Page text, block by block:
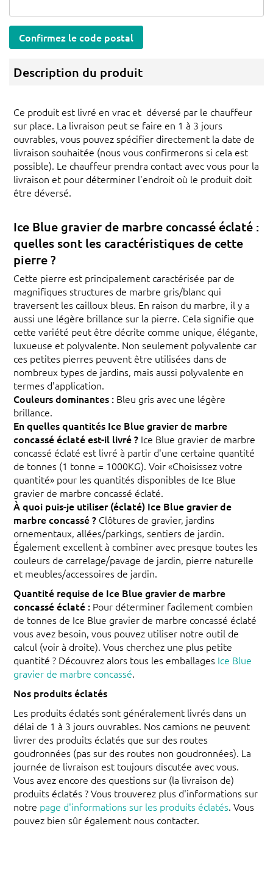
Confirmez le code postal
Description du produit
Ce produit est livré en vrac et déversé par le chauffeur
sur place. La livraison peut se faire en 1 à 3 jours
ouvrables, vous pouvez spécifier directement la date de
livraison souhaitée (nous vous confirmerons si cela est
possible). Le chauffeur prendra contact avec vous pour la
livraison et pour déterminer l'endroit où le produit doit
être déversé.
Ice Blue gravier de marbre concassé éclaté :
quelles sont les caractéristiques de cette
pierre ?
Cette pierre est principalement caractérisée par de
magnifiques structures de marbre gris/blanc qui
traversent les cailloux bleus. En raison du marbre, il y a
aussi une légère brillance sur la pierre. Cela signifie que
cette variété peut être décrite comme unique, élégante,
luxueuse et polyvalente. Non seulement polyvalente car
ces petites pierres peuvent être utilisées dans de
nombreux types de jardins, mais aussi polyvalente en
termes d'application.
Couleurs dominantes : Bleu gris avec une légère
brillance.
En quelles quantités Ice Blue gravier de marbre
concassé éclaté est-il livré ? Ice Blue gravier de marbre
concassé éclaté est livré à partir d'une certaine quantité
de tonnes (1 tonne = 1000KG). Voir «Choisissez votre
quantité» pour les quantités disponibles de Ice Blue
gravier de marbre concassé éclaté.
À quoi puis-je utiliser (éclaté) Ice Blue gravier de
marbre concassé ? Clôtures de gravier, jardins
ornementaux, allées/parkings, sentiers de jardin.
Également excellent à combiner avec presque toutes les
couleurs de carrelage/pavage de jardin, pierre naturelle
et meubles/accessoires de jardin.
Quantité requise de Ice Blue gravier de marbre
concassé éclaté : Pour déterminer facilement combien
de tonnes de Ice Blue gravier de marbre concassé éclaté
vous avez besoin, vous pouvez utiliser notre outil de
calcul (voir à droite). Vous cherchez une plus petite
quantité ? Découvrez alors tous les emballages Ice Blue
gravier de marbre concassé.
Nos produits éclatés
Les produits éclatés sont généralement livrés dans un
délai de 1 à 3 jours ouvrables. Nos camions ne peuvent
livrer des produits éclatés que sur des routes
goudronnées (pas sur des routes non goudronnées). La
journée de livraison est toujours discutée avec vous.
Vous avez encore des questions sur (la livraison de)
produits éclatés ? Vous trouverez plus d'informations sur
notre page d'informations sur les produits éclatés. Vous
pouvez bien sûr également nous contacter.